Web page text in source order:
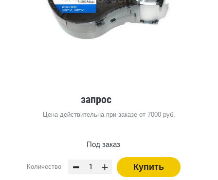
запрос
Цена действительна при заказе от 7000 руб.
Под заказ
Количество - + Купить